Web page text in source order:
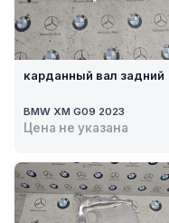
карданный вал задний
BMW XM G09 2023
Цена не указана